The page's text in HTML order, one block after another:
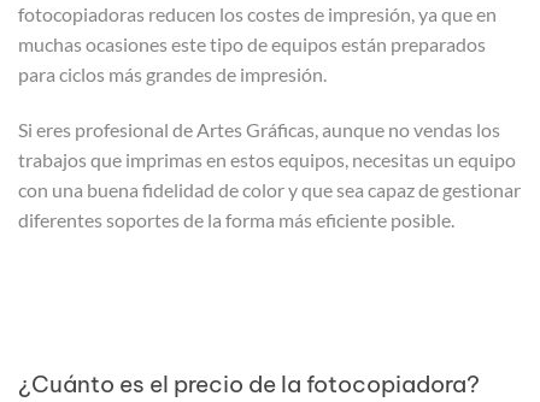
fotocopiadoras reducen los costes de impresión, ya que en
muchas ocasiones este tipo de equipos están preparados
para ciclos más grandes de impresión.
Si eres profesional de Artes Gráficas, aunque no vendas los
trabajos que imprimas en estos equipos, necesitas un equipo
con una buena fidelidad de color y que sea capaz de gestionar
diferentes soportes de la forma más eficiente posible.
¿Cuánto es el precio de la fotocopiadora?